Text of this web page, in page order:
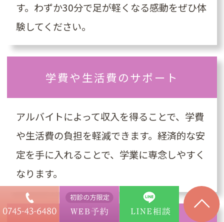
す。わずか30分で足が軽くなる感動をぜひ体
験してください。
学費や生活費のサポート
アルバイトによって収入を得ることで、学費
や生活費の負担を軽減できます。経済的な安
定を手に入れることで、学業に専念しやすく
なります。